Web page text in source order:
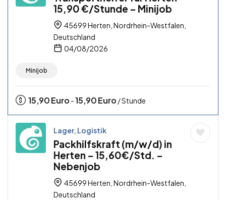
15,90 €/Stunde – Minijob
45699 Herten, Nordrhein-Westfalen,
Deutschland
04/08/2026
Minijob
15,90Euro -15,90Euro / Stunde
Lager, Logistik
Packhilfskraft (m/w/d) in
Herten – 15,60€/Std. –
Nebenjob
45699 Herten, Nordrhein-Westfalen,
Deutschland